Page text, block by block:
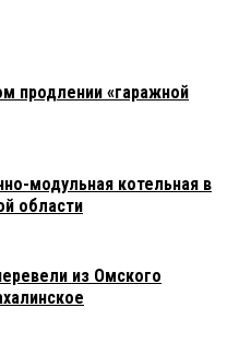
продлении «гаражной
модульная котельная в
области
из Омского